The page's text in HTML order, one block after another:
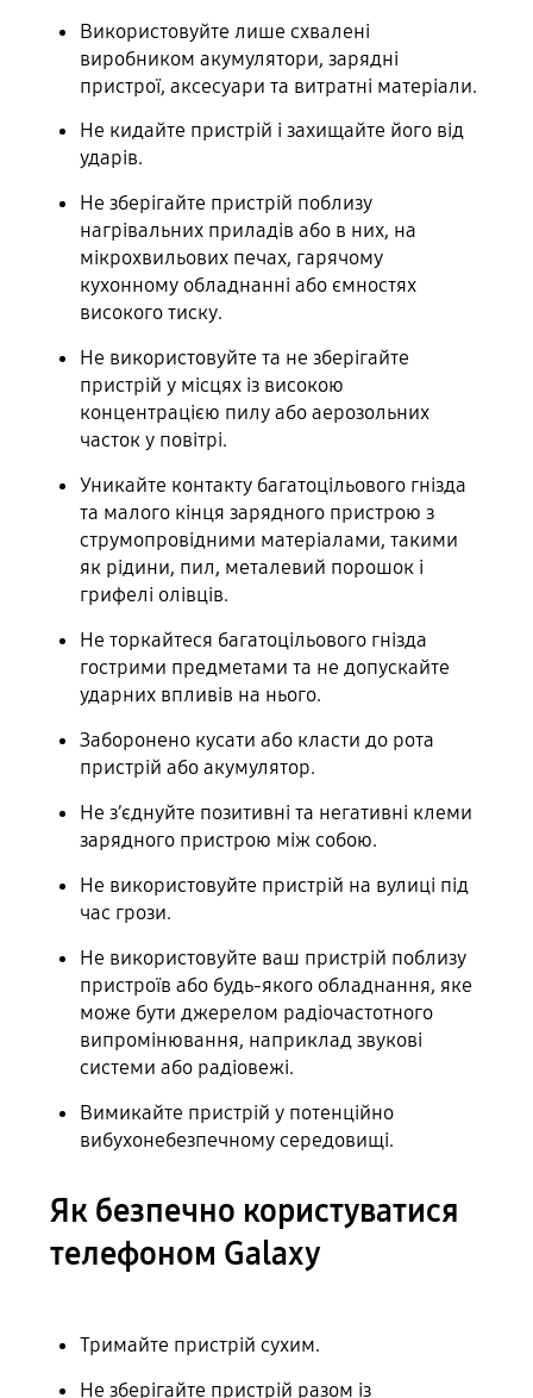
Використовуйте лише схвалені
виробником акумулятори, зарядні
пристрої, аксесуари та витратні матеріали.
Не кидайте пристрій і захищайте його від
ударів.
Не зберігайте пристрій поблизу
нагрівальних приладів або в них, на
мікрохвильових печах, гарячому
кухонному обладнанні або ємностях
високого тиску.
Не використовуйте та не зберігайте
пристрій у місцях із високою
концентрацією пилу або аерозольних
часток у повітрі.
Уникайте контакту багатоцільового гнізда
та малого кінця зарядного пристрою з
струмопровідними матеріалами, такими
як рідини, пил, металевий порошок і
грифелі олівців.
Не торкайтеся багатоцільового гнізда
гострими предметами та не допускайте
ударних впливів на нього.
Заборонено кусати або класти до рота
пристрій або акумулятор.
Не з’єднуйте позитивні та негативні клеми
зарядного пристрою між собою.
Не використовуйте пристрій на вулиці під
час грози.
Не використовуйте ваш пристрій поблизу
пристроїв або будь-якого обладнання, яке
може бути джерелом радіочастотного
випромінювання, наприклад звукові
системи або радіовежі.
Вимикайте пристрій у потенційно
вибухонебезпечному середовищі.
Як безпечно користуватися
телефоном Galaxy
Тримайте пристрій сухим.
Не зберігайте пристрій разом із